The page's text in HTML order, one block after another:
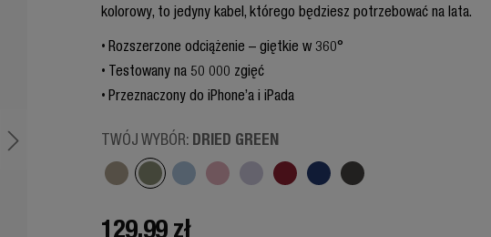
kolorowy, to jedyny kabel, którego będziesz potrzebować na lata.
Rozszerzone odciążenie – giętkie w 360°
Testowany na 50 000 zgięć
Przeznaczony do iPhone’a i iPada
TWÓJ WYBÓR: DRIED GREEN
129,99 zł